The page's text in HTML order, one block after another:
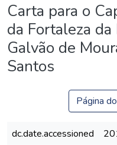
Carta para o
da Fortaleza da
Galvão de
Santos
Página
dc.date.accessioned